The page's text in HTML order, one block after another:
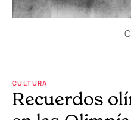
CULTURA
Recuerdos